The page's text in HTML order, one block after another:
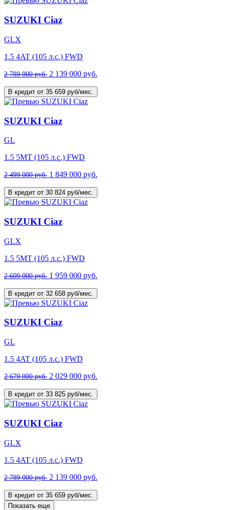
SUZUKI Ciaz
GLX
1.5 4AT (105 л.с.) FWD
2 789 000 руб. 2 139 000 руб.
В кредит от 35 659 руб/мес.
SUZUKI Ciaz
GL
1.5 5MT (105 л.с.) FWD
2 499 000 руб. 1 849 000 руб.
В кредит от 30 824 руб/мес.
SUZUKI Ciaz
GLX
1.5 5MT (105 л.с.) FWD
2 609 000 руб. 1 959 000 руб.
В кредит от 32 658 руб/мес.
SUZUKI Ciaz
GL
1.5 4AT (105 л.с.) FWD
2 679 000 руб. 2 029 000 руб.
В кредит от 33 825 руб/мес.
SUZUKI Ciaz
GLX
1.5 4AT (105 л.с.) FWD
2 789 000 руб. 2 139 000 руб.
В кредит от 35 659 руб/мес.
Показать еще